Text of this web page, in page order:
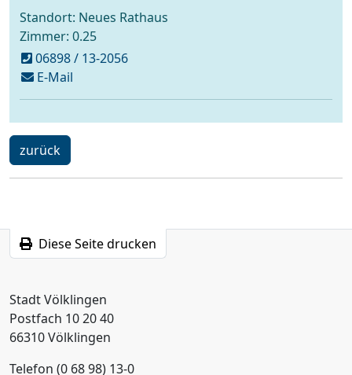
Standort: Neues Rathaus
Zimmer: 0.25
06898 / 13-2056
E-Mailschreiben
an
ein
Schritt
zurück
Diese Seite drucken
Stadt Völklingen
Postfach 10 20 40
66310 Völklingen
Telefon (0 68 98) 13-0